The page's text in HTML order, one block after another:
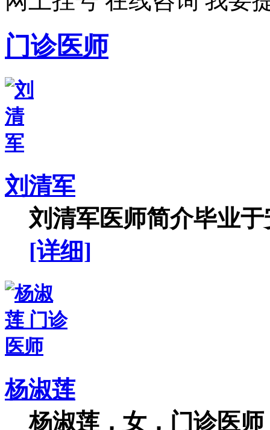
门诊医师
刘清军
刘清军医师简介毕业
[详细]
杨淑莲
杨淑莲，女，门诊医